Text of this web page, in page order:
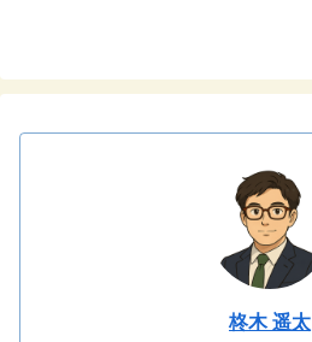
柊木 遥太